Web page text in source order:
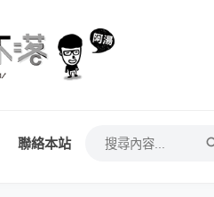
聯絡本站